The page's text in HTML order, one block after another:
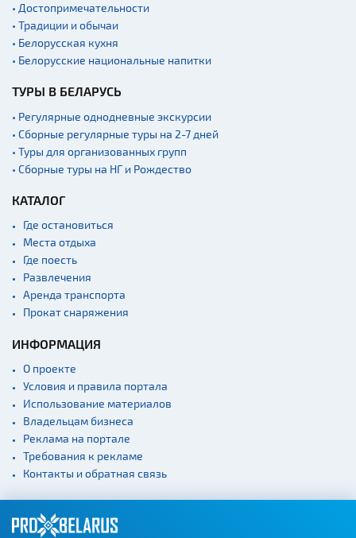
• Достопримечательности
• Традиции и обычаи
• Белорусская кухня
• Белорусские национальные напитки
ТУРЫ В БЕЛАРУСЬ
• Регулярные однодневные экскурсии
• Сборные регулярные туры на 2-7 дней
• Туры для организованных групп
• Сборные туры на НГ и Рождество
КАТАЛОГ
Где остановиться
Места отдыха
Где поесть
Развлечения
Аренда транспорта
Прокат снаряжения
ИНФОРМАЦИЯ
О проекте
Условия и правила портала
Использование материалов
Владельцам бизнеса
Реклама на портале
Требования к рекламе
Контакты и обратная связь